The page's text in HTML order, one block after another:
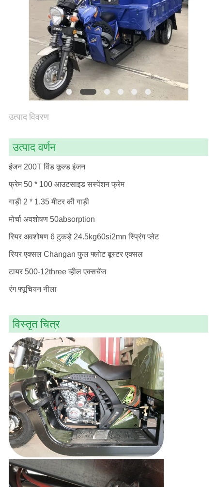
साइटमैप
PRIVACY
POLICY
उत्पाद विवरण
उत्पाद वर्णन
इंजन 200T विंड कूल्ड इंजन
फ्रेम 50 * 100 आउटसाइड सस्पेंशन फ्रेम
गाड़ी 2 * 1.35 मीटर की गाड़ी
मोर्चा अवशोषण 50absorption
रियर अवशोषण 6 टुकड़े 24.5kg60si2mn स्प्रिंग प्लेट
रियर एक्सल Changan फुल फ्लोट बूस्टर एक्सल
टायर 500-12three व्हील एक्सचेंज
रंग फ्यूचियन नीला
विस्तृत चित्र